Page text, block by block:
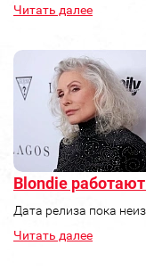
Читать далее
Blondie
Дата релиза пока
Читать далее